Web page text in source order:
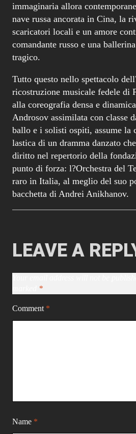
immaginaria allora
nave russa ancorata in Cina, la
scaricatori locali e un amore
comandante russo e una
tragico.
Tutto questo nello spettacolo
ricostruzione musicale fedele di
alla coreografia densa e
Androsov assimilata con classe
ballo e i solisti ospiti, assume la
lastica di un dramma danzato
diritto nel repertorio della
punto di forza: l?Orchestra del
raro in Italia, al meglio del suo
bacchetta di Andrei Anikhanov.
LEAVE A
*
Comment *
Name *